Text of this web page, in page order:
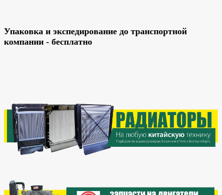
Упаковка и экспедирование до транспортной
компании - бесплатно